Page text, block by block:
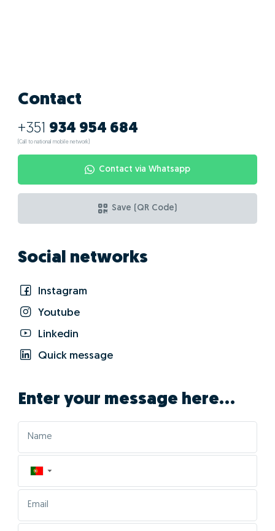
Contact
+351 934 954 684
(Call to national mobile network)
Contact via Whatsapp
Save (QR Code)
Social networks
Instagram
Youtube
Linkedin
Quick message
Enter your message here...
▼